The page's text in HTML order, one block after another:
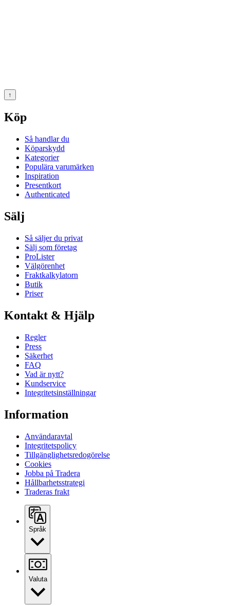
↑
Köp
Så handlar du
Köparskydd
Kategorier
Populära varumärken
Inspiration
Presentkort
Authenticated
Sälj
Så säljer du privat
Sälj som företag
ProLister
Välgörenhet
Fraktkalkylatorn
Butik
Priser
Kontakt & Hjälp
Regler
Press
Säkerhet
FAQ
Vad är nytt?
Kundservice
Integritetsinställningar
Information
Användaravtal
Integritetspolicy
Tillgänglighetsredogörelse
Cookies
Jobba på Tradera
Hållbarhetsstrategi
Traderas frakt
Språk
Valuta